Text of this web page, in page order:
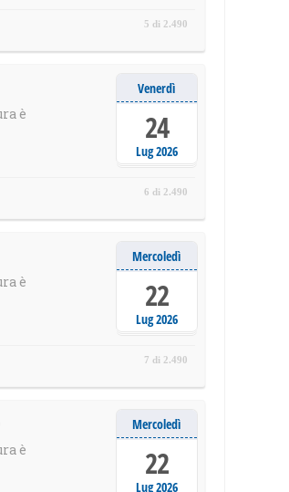
5 di 2.490
è
Lug 2026
Venerdì
24
6 di 2.490
è
Lug 2026
Mercoledì
22
7 di 2.490
è
Lug 2026
Mercoledì
22